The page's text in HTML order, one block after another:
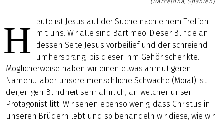
(Barcelona, Spanien)
H
eute ist Jesus auf der Suche nach einem Treffen
mit uns. Wir alle sind Bartimeo: Dieser Blinde an
dessen Seite Jesus vorbeilief und der schreiend
umhersprang, bis dieser ihm Gehör schenkte.
Möglicherweise haben wir einen etwas anmutigeren
Namen… aber unsere menschliche Schwäche (Moral) ist
derjenigen Blindheit sehr ähnlich, an welcher unser
Protagonist litt. Wir sehen ebenso wenig, dass Christus in
unseren Brüdern lebt und so behandeln wir diese, wie wir